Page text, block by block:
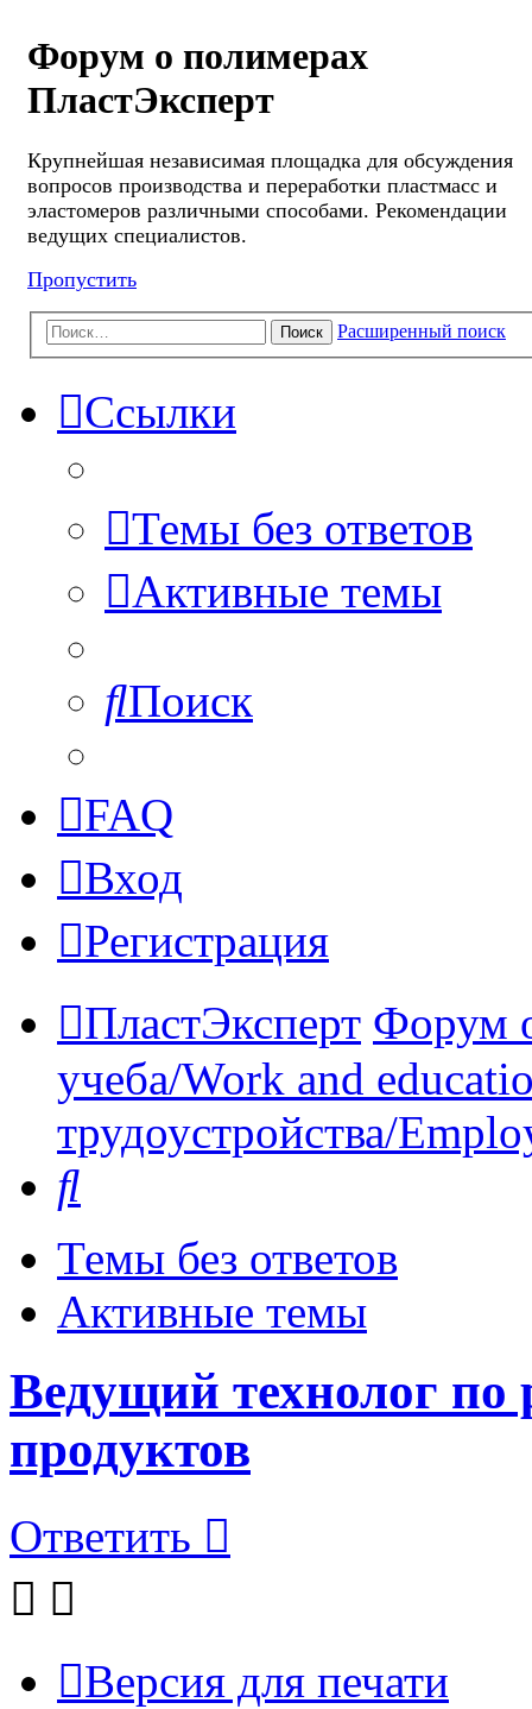
Форум о полимерах
ПластЭксперт
Крупнейшая независимая площадка для обсуждения
вопросов производства и переработки пластмасс и
эластомеров различными способами. Рекомендации
ведущих специалистов.
Пропустить
Поиск Расширенный поиск
Ссылки
Темы без ответов
Активные темы
Поиск
FAQ
Вход
Регистрация
ПластЭксперт Форум
учеба/Work and
трудоустройства/
Темы без ответов
Активные темы
Ведущий технолог по
продуктов
Ответить
Версия для печати